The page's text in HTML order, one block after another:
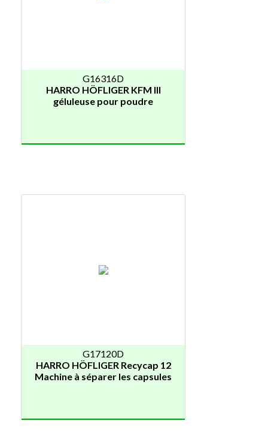
G16316D
HARRO HÖFLIGER KFM III
géluleuse pour poudre
G17120D
HARRO HÖFLIGER Recycap 12
Machine à séparer les capsules